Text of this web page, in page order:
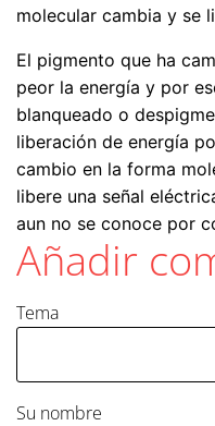
molecular cambia y se
El pigmento que ha
peor la energía y por
blanqueado o
liberación de energía
cambio en la forma
libere una señal
aun no se conoce por
Añadir
Tema
Su nombre